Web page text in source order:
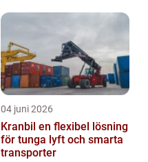
04 juni 2026
Kranbil en flexibel lösning
för tunga lyft och smarta
transporter